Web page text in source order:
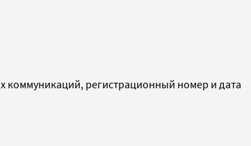
коммуникаций, регистрационный номер и дата